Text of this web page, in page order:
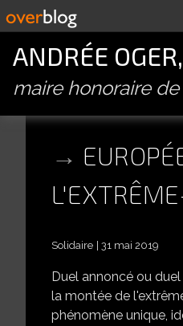
ANDRÉE
maire honoraire
Solidaire 31 mai 2019
Duel annoncé ou
la montée de
phénomène unique,